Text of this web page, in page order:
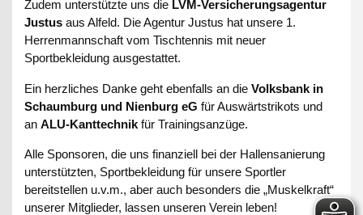
Zudem unterstützte uns die LVM-Versicherungsagentur
Justus aus Alfeld. Die Agentur Justus hat unsere 1.
Herrenmannschaft vom Tischtennis mit neuer
Sportbekleidung ausgestattet.
Ein herzliches Danke geht ebenfalls an dieVolksbank in
Schaumburg und Nienburg eG für Auswärtstrikots und
anALU-Kanttechnik für Trainingsanzüge.
Alle Sponsoren, die uns finanziell bei der Hallensanierung
unterstützten, Sportbekleidung für unsere Sportler
bereitstellen u.v.m., aber auch besonders die „Muskelkraft“
unserer Mitglieder, lassen unseren Verein leben!